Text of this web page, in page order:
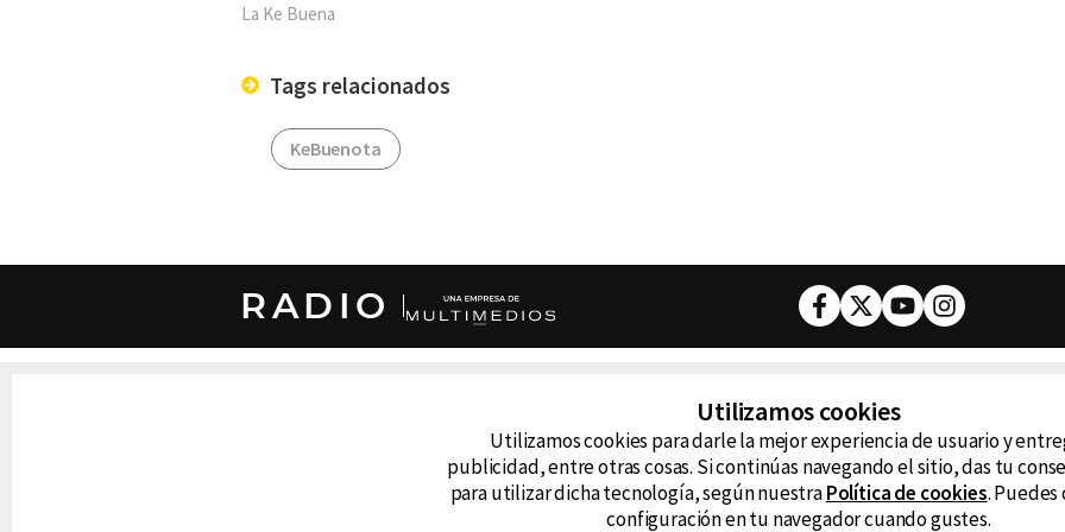
La Ke Buena
Tags relacionados
KeBuenota
RADIO Facebook
TwitterYoutubeInstagram
cualquier medio electrónico o magnético.
D99
La Caliente
Utilizamos cookies
Utilizamos cookies para darle la mejor experiencia de usuario y
publicidad, entre otras cosas. Si continúas navegando el sitio, das tu
para utilizar dicha tecnología, según nuestraPolítica de cookies. Puedes
configuración en tu navegador cuando gustes.